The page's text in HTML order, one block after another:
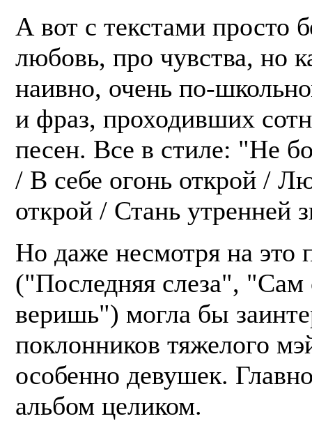
А вот с текстами просто
любовь, про чувства, но
наивно, очень по-
и фраз, проходивших
песен. Все в стиле: "Не
/ В себе огонь открой /
открой / Стань утренней
Но даже несмотря на это
("Последняя слеза", "Сам
веришь") могла бы
поклонников тяжелого
особенно девушек.
альбом целиком.